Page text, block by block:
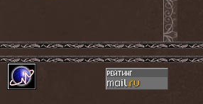
Fear Of God (1)
Fejd (1)